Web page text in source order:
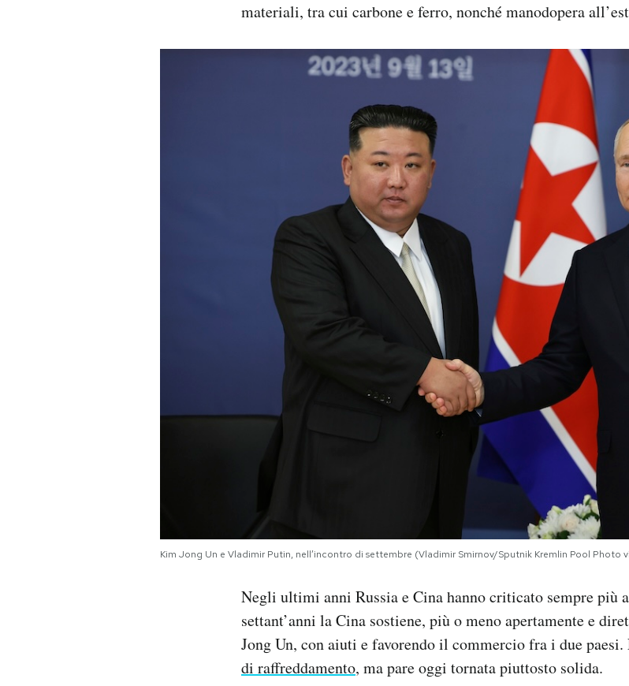
materiali, tra cui carbone e ferro, nonché manodopera
Kim Jong Un e Vladimir Putin, nell’incontro di settembre (Vladimir Smirnov/Sputnik Kremlin Pool Photo
Negli ultimi anni Russia e Cina hanno criticato sempre più
settant’anni la Cina sostiene, più o meno apertamente e
Jong Un, con aiuti e favorendo il commercio fra i due
di raffreddamento, ma pare oggi tornata piuttosto solida.